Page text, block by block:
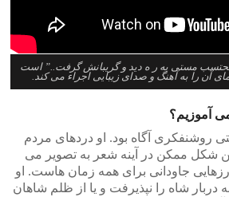
مستی به ر ه دید و گریبانش گرفت..” است
آن را به آهنگ و صدای زیبایی اجراء می کند.
آموزیم؟
روشنفکری آگاه بود. او دردهای مردم
شکل ممکن در آینه شعر به تصویر می
جاودانی برای همه زمان هاست. او
شاه را نپذیرفت و یا از ظلم شاهان